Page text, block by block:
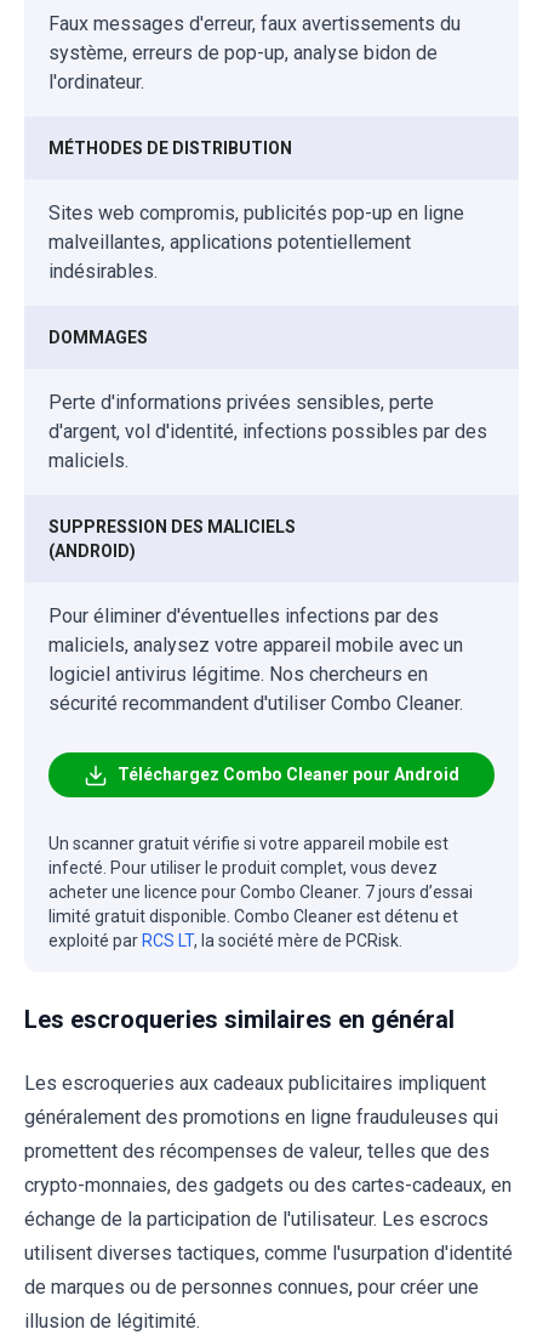
Faux messages d'erreur, faux avertissements du
système, erreurs de pop-up, analyse bidon de
l'ordinateur.
MÉTHODES DE DISTRIBUTION
Sites web compromis, publicités pop-up en ligne
malveillantes, applications potentiellement
indésirables.
DOMMAGES
Perte d'informations privées sensibles, perte
d'argent, vol d'identité, infections possibles par des
maliciels.
SUPPRESSION DES MALICIELS
(ANDROID)
Pour éliminer d'éventuelles infections par des
maliciels, analysez votre appareil mobile avec un
logiciel antivirus légitime. Nos chercheurs en
sécurité recommandent d'utiliser Combo Cleaner.
Téléchargez Combo Cleaner pour Android
Un scanner gratuit vérifie si votre appareil mobile est
infecté. Pour utiliser le produit complet, vous devez
acheter une licence pour Combo Cleaner. 7 jours d’essai
limité gratuit disponible. Combo Cleaner est détenu et
exploité par RCS LT, la société mère de PCRisk.
Les escroqueries similaires en général
Les escroqueries aux cadeaux publicitaires impliquent
généralement des promotions en ligne frauduleuses qui
promettent des récompenses de valeur, telles que des
crypto-monnaies, des gadgets ou des cartes-cadeaux, en
échange de la participation de l'utilisateur. Les escrocs
utilisent diverses tactiques, comme l'usurpation d'identité
de marques ou de personnes connues, pour créer une
illusion de légitimité.